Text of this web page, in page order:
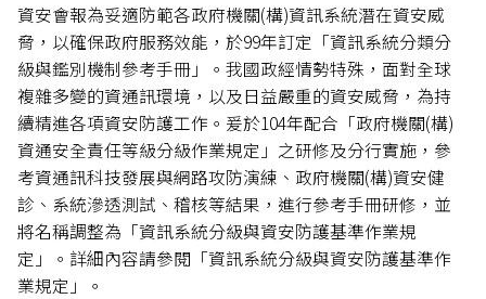
資安會報為妥適防範各政府機關(構)資訊系統潛在資安威
脅，以確保政府服務效能，於99年訂定「資訊系統分類分
級與鑑別機制參考手冊」。我國政經情勢特殊，面對全球
複雜多變的資通訊環境，以及日益嚴重的資安威脅，為持
續精進各項資安防護工作。爰於104年配合「政府機關(構)
資通安全責任等級分級作業規定」之研修及分行實施，參
考資通訊科技發展與網路攻防演練、政府機關(構)資安健
診、系統滲透測試、稽核等結果，進行參考手冊研修，並
將名稱調整為「資訊系統分級與資安防護基準作業規
定」。詳細內容請參閱「資訊系統分級與資安防護基準作
業規定」。